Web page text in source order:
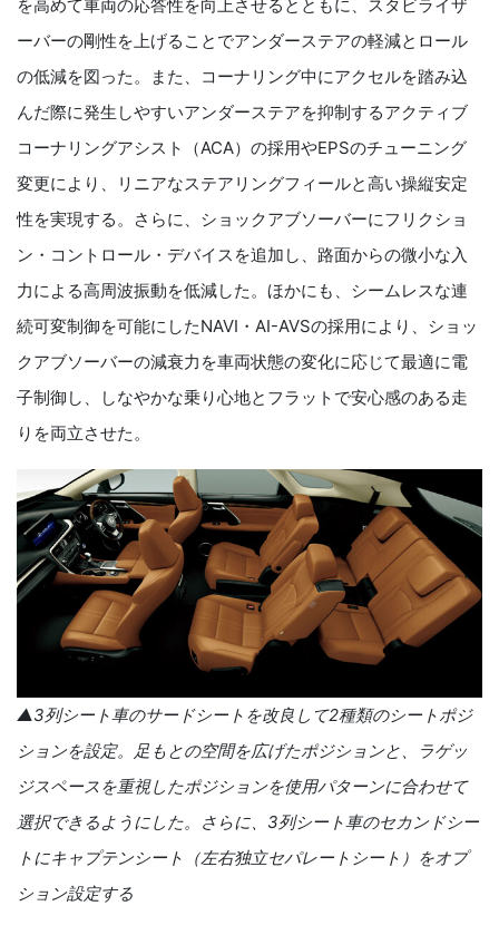
を高めて車両の応答性を向上させるとともに、スタビライザ
ーバーの剛性を上げることでアンダーステアの軽減とロール
の低減を図った。また、コーナリング中にアクセルを踏み込
んだ際に発生しやすいアンダーステアを抑制するアクティブ
コーナリングアシスト（ACA）の採用やEPSのチューニング
変更により、リニアなステアリングフィールと高い操縦安定
性を実現する。さらに、ショックアブソーバーにフリクショ
ン・コントロール・デバイスを追加し、路面からの微小な入
力による高周波振動を低減した。ほかにも、シームレスな連
続可変制御を可能にしたNAVI ・ AI-AVSの採用により、ショッ
クアブソーバーの減衰力を車両状態の変化に応じて最適に電
子制御し、しなやかな乗り心地とフラットで安心感のある走
りを両立させた。
▲3列シート車のサードシートを改良して2種類のシートポジ
ションを設定。足もとの空間を広げたポジションと、ラゲッ
ジスペースを重視したポジションを使用パターンに合わせて
選択できるようにした。さらに、 3列シート車のセカンドシー
トにキャプテンシート（左右独立セパレートシート）をオプ
ション設定する